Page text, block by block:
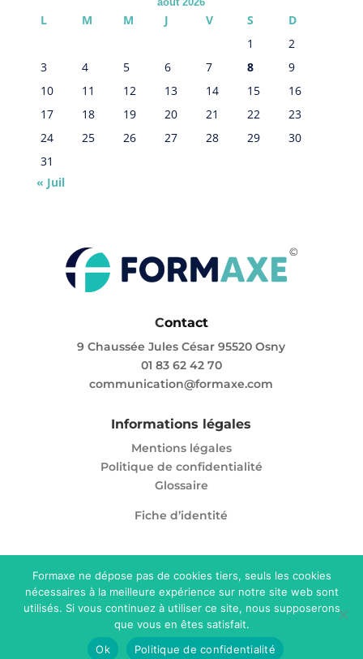
L M M J V S
D
1
2
3
4 5 6 7 8
9
10
11 12 13 14 15
16
17
18 19 20 21 22
23
24
25 26 27 28 29
30
31
« Juil
Contact
9 Chaussée Jules César 95520 Osny
01 83 62 42 70
communication@formaxe.com
Informations légales
Mentions légales
Politique de confidentialité
Glossaire
Fiche d’identité
Enregistré sous le numéro 11 95 05865 95. Cet
enregistrement ne vaut pas agrément de l’Etat.
© Formaxe 2025. Tous droits réservés
Formaxe ne dépose pas de cookies tiers, seuls les cookies
nécessaires à la meilleure expérience sur notre site web sont
utilisés. Si vous continuez à utiliser ce site, nous supposerons
que vous en êtes satisfait.
Ok
Politique de confidentialité